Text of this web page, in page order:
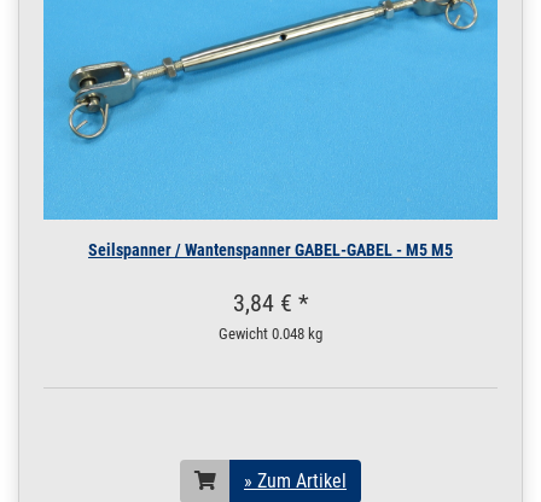
Seilspanner / Wantenspanner GABEL-GABEL - M5 M5
3,84 € *
Gewicht 0.048 kg
» Zum Artikel